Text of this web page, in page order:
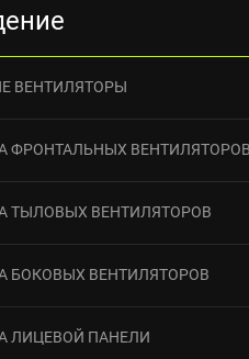
ВЕНТИЛЯТОРЫ
ФРОНТАЛЬНЫХ ВЕНТИЛЯТОРОВ
ТЫЛОВЫХ ВЕНТИЛЯТОРОВ
БОКОВЫХ ВЕНТИЛЯТОРОВ
ЛИЦЕВОЙ ПАНЕЛИ